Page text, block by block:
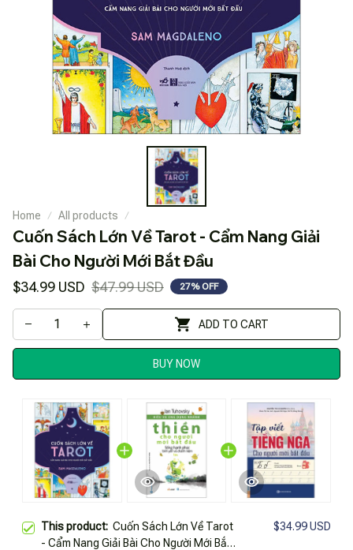
Home All products
Cuốn Sách Lớn Về Tarot - Cẩm Nang Giải
Bài Cho Người Mới Bắt Đầu
$34.99 USD $47.99 USD 27% OFF
ADD TO CART
BUY NOW
This product: Cuốn Sách Lớn Về Tarot
- Cẩm Nang Giải Bài Cho Người Mới Bắt
$34.99 USD